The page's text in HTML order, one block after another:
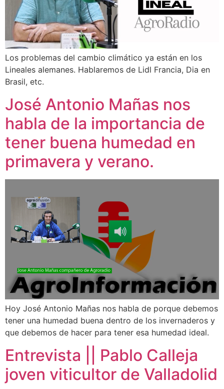
Los problemas del cambio climático ya están en los
Lineales alemanes. Hablaremos de Lidl Francia, Dia en
Brasil, etc.
José Antonio Mañas nos
habla de la importancia de
tener buena humedad en
primavera y verano.
Hoy José Antonio Mañas nos habla de porque debemos
tener una humedad buena dentro de los invernaderos y
que debemos de hacer para tener esa humedad ideal.
Entrevista || Pablo Calleja
joven viticultor de Valladolid